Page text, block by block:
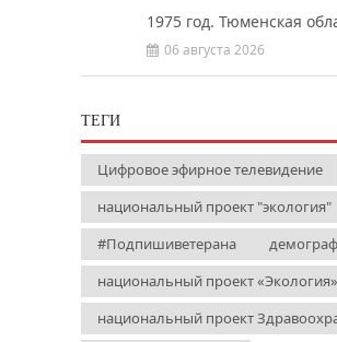
1975 год. Тюменская
06 августа 2026
ТЕГИ
Цифровое эфирное телевидение
национальный проект "экология"
#Подпишиветерана
национальный проект «Экология»
национальный проект